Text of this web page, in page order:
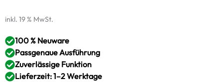
inkl. 19 % MwSt.
100 % Neuware
Passgenaue Ausführung
Zuverlässige Funktion
Lieferzeit: 1–2 Werktage